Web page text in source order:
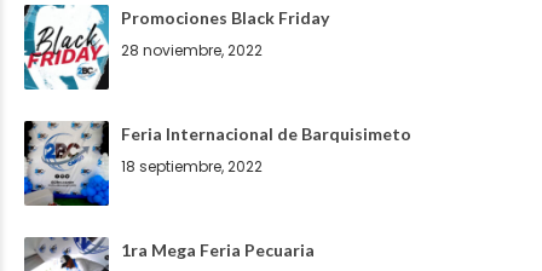
Promociones Black Friday
28 noviembre, 2022
Feria Internacional de Barquisimeto
18 septiembre, 2022
1ra Mega Feria Pecuaria